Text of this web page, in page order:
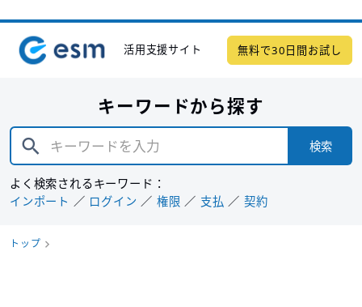
活用支援サイト 無料で30日間お試し
キーワードから探す
検索
よく検索されるキーワード：
インポート
ログイン 権限 支払 契約
トップ